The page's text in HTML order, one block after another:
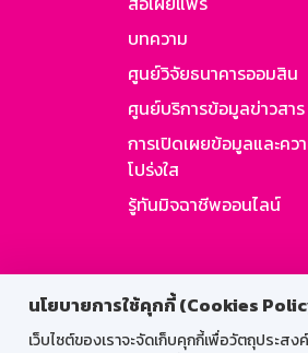
นโยบายการใช้คุกกี้ (Cookies
เว็บไซต์ของเราจะจัดเก็บคุกกี้เพื่อวัตถุประส
บทความ
ศูนย์วิจัยธนาคารออมสิน
ศูนย์บริการข้อมูลข่าวสาร
การเปิดเผยข้อมูลและคว
โปร่งใส
รู้ทันมิจฉาชีพออนไลน์